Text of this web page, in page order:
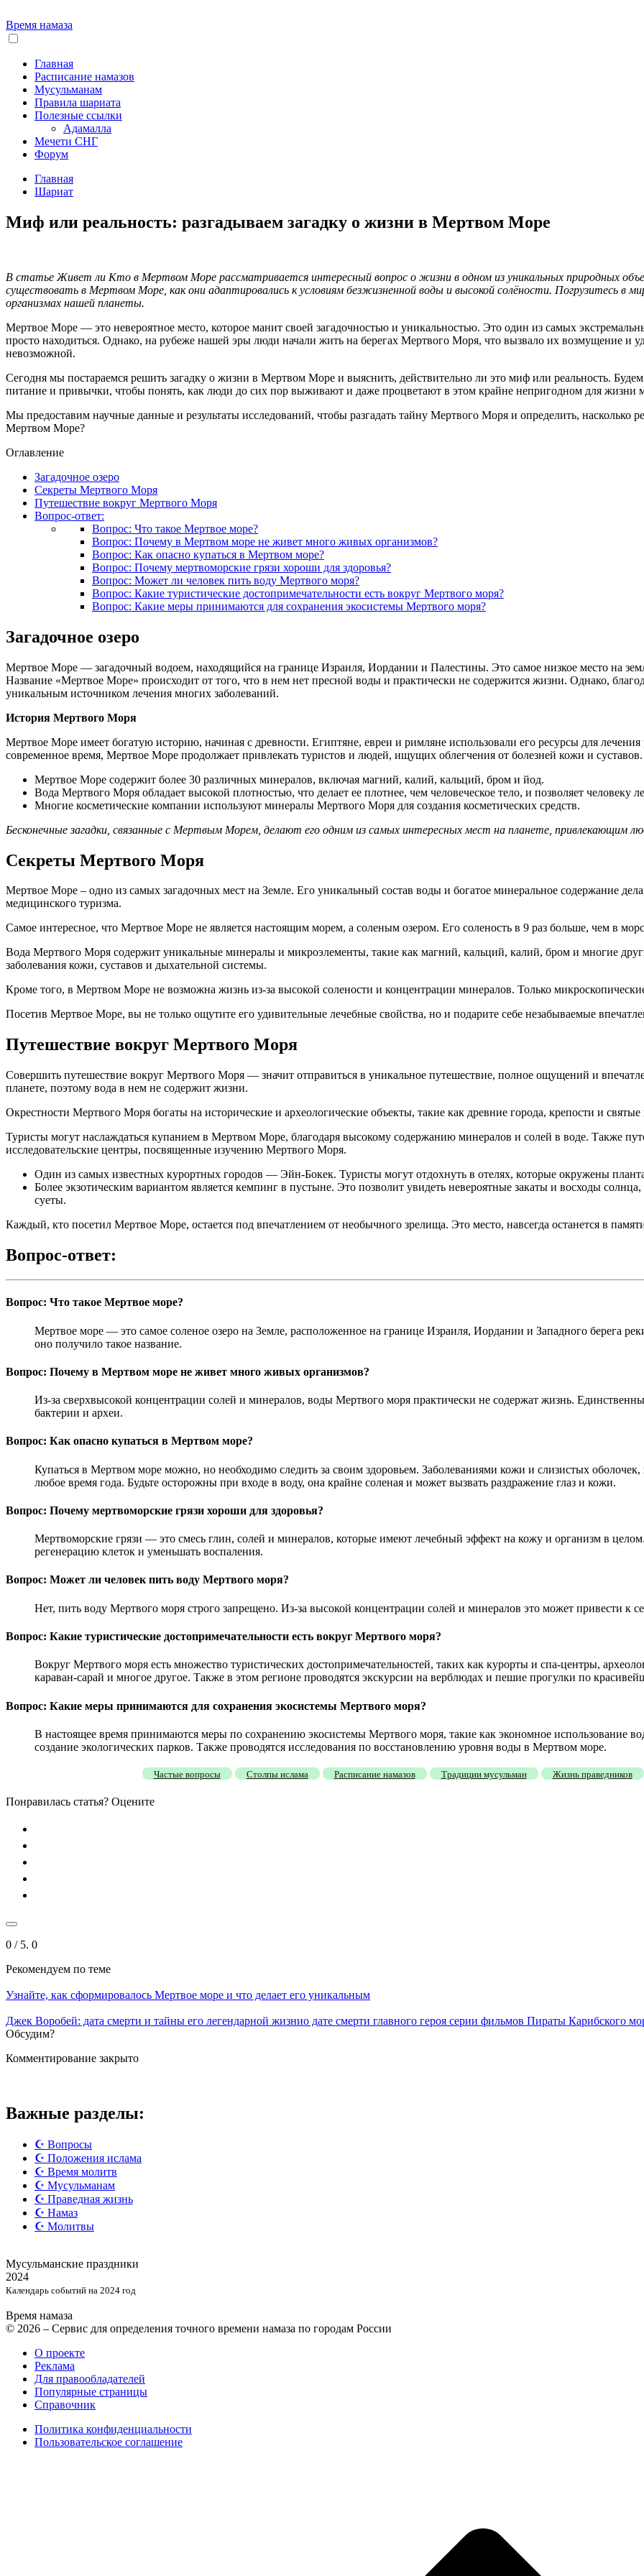
Время намаза
Главная
Расписание намазов
Мусульманам
Правила шариата
Полезные ссылки
Адамалла
Мечети СНГ
Форум
Главная
Шариат
Миф или реальность: разгадываем загадку о жизни в Мертвом Море
В статье Живет ли Кто в Мертвом Море рассматривается интересный вопрос о жизни в одном из уникальных природных
существовать в Мертвом Море, как они адаптировались к условиям безжизненной воды и высокой солёности. Погрузитесь в
организмах нашей планеты.
Мертвое Море — это невероятное место, которое манит своей загадочностью и уникальностью. Это один из самых
просто находиться. Однако, на рубеже нашей эры люди начали жить на берегах Мертвого Моря, что вызвало их возмущение и
невозможной.
Сегодня мы постараемся решить загадку о жизни в Мертвом Море и выяснить, действительно ли это миф или реальность.
питание и привычки, чтобы понять, как люди до сих пор выживают и даже процветают в этом крайне непригодном для жизни
Мы предоставим научные данные и результаты исследований, чтобы разгадать тайну Мертвого Моря и определить, насколько
Мертвом Море?
Оглавление
Загадочное озеро
Секреты Мертвого Моря
Путешествие вокруг Мертвого Моря
Вопрос-ответ:
Вопрос: Что такое Мертвое море?
Вопрос: Почему в Мертвом море не живет много живых организмов?
Вопрос: Как опасно купаться в Мертвом море?
Вопрос: Почему мертвоморские грязи хороши для здоровья?
Вопрос: Может ли человек пить воду Мертвого моря?
Вопрос: Какие туристические достопримечательности есть вокруг Мертвого моря?
Вопрос: Какие меры принимаются для сохранения экосистемы Мертвого моря?
Загадочное озеро
Мертвое Море — загадочный водоем, находящийся на границе Израиля, Иордании и Палестины. Это самое низкое место на
Название «Мертвое Море» происходит от того, что в нем нет пресной воды и практически не содержится жизни. Однако,
уникальным источником лечения многих заболеваний.
История Мертвого Моря
Мертвое Море имеет богатую историю, начиная с древности. Египтяне, евреи и римляне использовали его ресурсы для
современное время, Мертвое Море продолжает привлекать туристов и людей, ищущих облегчения от болезней кожи и суставов.
Мертвое Море содержит более 30 различных минералов, включая магний, калий, кальций, бром и йод.
Вода Мертвого Моря обладает высокой плотностью, что делает ее плотнее, чем человеческое тело, и позволяет человеку
Многие косметические компании используют минералы Мертвого Моря для создания косметических средств.
Бесконечные загадки, связанные с Мертвым Морем, делают его одним из самых интересных мест на планете, привлекающим
Секреты Мертвого Моря
Мертвое Море – одно из самых загадочных мест на Земле. Его уникальный состав воды и богатое минеральное содержание
медицинского туризма.
Самое интересное, что Мертвое Море не является настоящим морем, а соленым озером. Его соленость в 9 раз больше, чем в
Вода Мертвого Моря содержит уникальные минералы и микроэлементы, такие как магний, кальций, калий, бром и многие
заболевания кожи, суставов и дыхательной системы.
Кроме того, в Мертвом Море не возможна жизнь из-за высокой солености и концентрации минералов. Только
Посетив Мертвое Море, вы не только ощутите его удивительные лечебные свойства, но и подарите себе незабываемые
Путешествие вокруг Мертвого Моря
Совершить путешествие вокруг Мертвого Моря — значит отправиться в уникальное путешествие, полное ощущений и
планете, поэтому вода в нем не содержит жизни.
Окрестности Мертвого Моря богаты на исторические и археологические объекты, такие как древние города, крепости и
Туристы могут наслаждаться купанием в Мертвом Море, благодаря высокому содержанию минералов и солей в воде. Также
исследовательские центры, посвященные изучению Мертвого Моря.
Один из самых известных курортных городов — Эйн-Бокек. Туристы могут отдохнуть в отелях, которые окружены
Более экзотическим вариантом является кемпинг в пустыне. Это позволит увидеть невероятные закаты и восходы
суеты.
Каждый, кто посетил Мертвое Море, остается под впечатлением от необычного зрелища. Это место, навсегда останется в
Вопрос-ответ:
Вопрос: Что такое Мертвое море?
Мертвое море — это самое соленое озеро на Земле, расположенное на границе Израиля, Иордании и Западного берега
оно получило такое название.
Вопрос: Почему в Мертвом море не живет много живых организмов?
Из-за сверхвысокой концентрации солей и минералов, воды Мертвого моря практически не содержат жизнь.
бактерии и археи.
Вопрос: Как опасно купаться в Мертвом море?
Купаться в Мертвом море можно, но необходимо следить за своим здоровьем. Заболеваниями кожи и слизистых
любое время года. Будьте осторожны при входе в воду, она крайне соленая и может вызвать раздражение глаз и кожи.
Вопрос: Почему мертвоморские грязи хороши для здоровья?
Мертвоморские грязи — это смесь глин, солей и минералов, которые имеют лечебный эффект на кожу и организм в
регенерацию клеток и уменьшать воспаления.
Вопрос: Может ли человек пить воду Мертвого моря?
Нет, пить воду Мертвого моря строго запрещено. Из-за высокой концентрации солей и минералов это может привести к
Вопрос: Какие туристические достопримечательности есть вокруг Мертвого моря?
Вокруг Мертвого моря есть множество туристических достопримечательностей, таких как курорты и спа-центры,
караван-сарай и многое другое. Также в этом регионе проводятся экскурсии на верблюдах и пешие прогулки по
Вопрос: Какие меры принимаются для сохранения экосистемы Мертвого моря?
В настоящее время принимаются меры по сохранению экосистемы Мертвого моря, такие как экономное использование
создание экологических парков. Также проводятся исследования по восстановлению уровня воды в Мертвом море.
Частые вопросы Столпы ислама Расписание намазов Традиции мусульман Жизнь праведников
Понравилась статья? Оцените
0 / 5. 0
Рекомендуем по теме
Узнайте, как сформировалось Мертвое море и что делает его уникальным
Джек Воробей: дата смерти и тайны его легендарной жизнио дате смерти главного героя серии фильмов Пираты Карибского
Обсудим?
Комментирование закрыто
Важные разделы:
☪️ Вопросы
☪️ Положения ислама
☪️ Время молитв
☪️ Мусульманам
☪️ Праведная жизнь
☪️ Намаз
☪️ Молитвы
Мусульманские праздники
2024
Календарь событий на 2024 год
Время намаза
© 2026 – Сервис для определения точного времени намаза по городам России
О проекте
Реклама
Для правообладателей
Популярные страницы
Справочник
Политика конфиденциальности
Пользовательское соглашение